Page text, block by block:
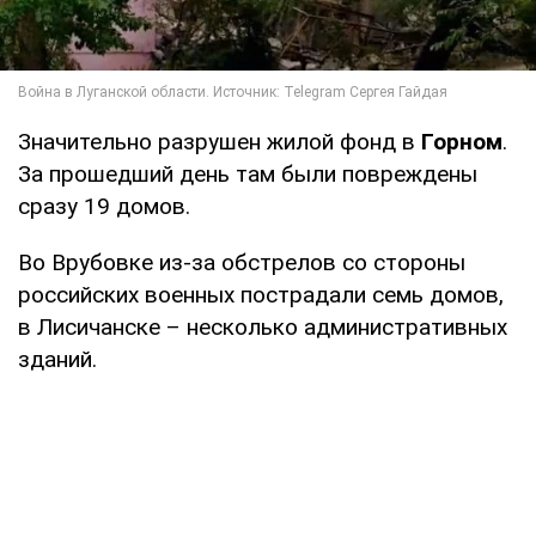
Значительно разрушен жилой фонд в Горном.
За прошедший день там были повреждены
сразу 19 домов.
Во Врубовке из-за обстрелов со стороны
российских военных пострадали семь домов,
в Лисичанске – несколько административных
зданий.